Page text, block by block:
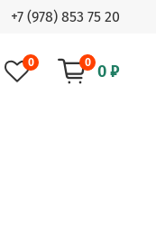
+7 (978) 853 75 20
0 0 0 ₽